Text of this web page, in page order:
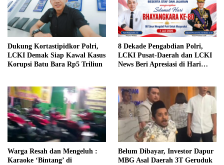
Dukung Kortastipidkor Polri,
LCKI Demak Siap Kawal Kasus
Korupsi Batu Bara Rp5 Triliun
8 Dekade Pengabdian Polri,
LCKI Pusat-Daerah dan LCKI
News Beri Apresiasi di Hari
Warga Resah dan Mengeluh :
Karaoke ‘Bintang’ di
Belum Dibayar, Investor Dapur
MBG Asal Daerah 3T Geruduk